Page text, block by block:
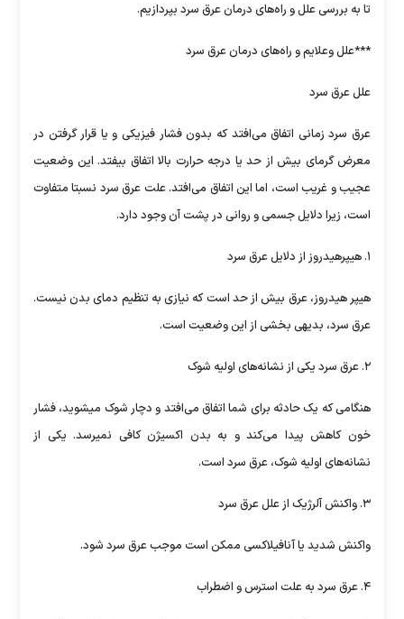
تا به بررسی علل و راه‌های درمان عرق سرد بپردازیم.
***علل وعلایم و راه‌های درمان عرق سرد
علل عرق سرد
عرق سرد زمانی اتفاق می‌افتد که بدون فشار فیزیکی و یا قرار گرفتن در
معرض گرمای بیش از حد یا درجه حرارت بالا اتفاق بیفتد. این وضعیت
عجیب و غریب است، اما این اتفاق می‌افتد. علت عرق سرد نسبتا متفاوت
است، زیرا دلایل جسمی و روانی در پشت آن وجود دارد.
۱. هیپرهیدروز از دلایل عرق سرد
هیپر هیدروز، عرق بیش از حد است که نیازی به تنظیم دمای بدن نیست.
عرق سرد، بدیهی بخشی از این وضعیت است.
۲. عرق سرد یکی از نشانه‌های اولیه شوک
هنگامی که یک حادثه برای شما اتفاق می‌افتد و دچار شوک میشوید، فشار
خون کاهش پیدا می‌کند و به بدن اکسیژن کافی نمیرسد. یکی از
نشانه‌های اولیه شوک، عرق سرد است.
۳. واکنش آلرژیک از علل عرق سرد
واکنش شدید یا آنافیلاکسی ممکن است موجب عرق سرد شود.
۴. عرق سرد به علت استرس و اضطراب